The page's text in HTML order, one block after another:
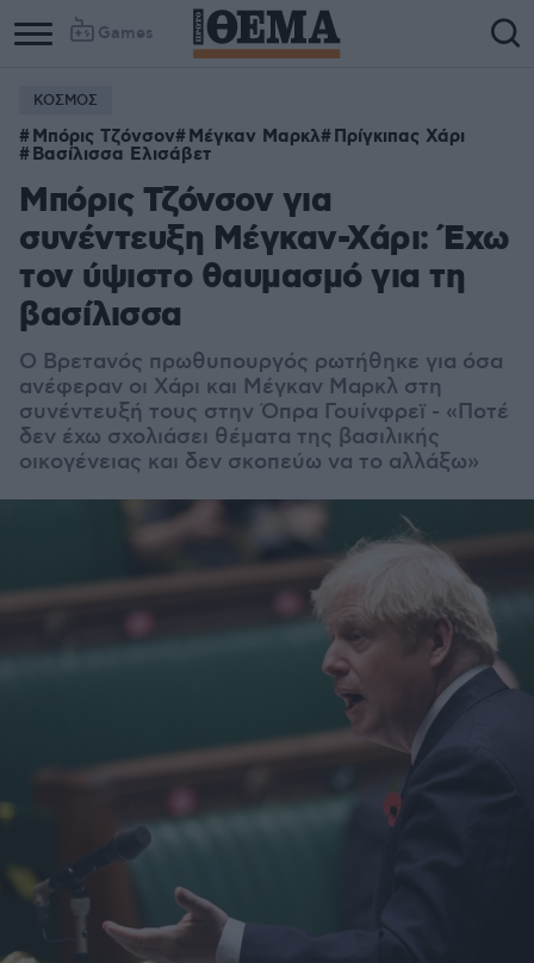
Games
ΚΟΣΜΟΣ
Μπόρις Τζόνσον Μέγκαν Μαρκλ Πρίγκιπας Χάρι
Βασίλισσα Ελισάβετ
Μπόρις Τζόνσον για
συνέντευξη Μέγκαν-Χάρι: Έχω
τον ύψιστο θαυμασμό για τη
βασίλισσα
Ο Βρετανός πρωθυπουργός ρωτήθηκε για όσα
ανέφεραν οι Χάρι και Μέγκαν Μαρκλ στη
συνέντευξή τους στην Όπρα Γουίνφρεϊ - «Ποτέ
δεν έχω σχολιάσει θέματα της βασιλικής
οικογένειας και δεν σκοπεύω να το αλλάξω»